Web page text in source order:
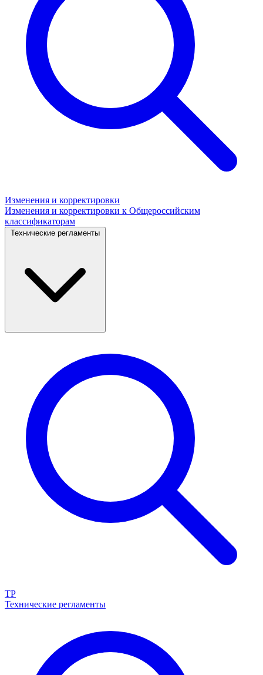
Изменения и корректировки
Изменения и корректировки к Общероссийским
классификаторам
Технические регламенты
ТР
Технические регламенты